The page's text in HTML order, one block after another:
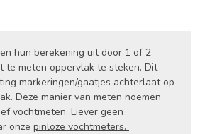
hun berekening uit door 1 of 2
te meten oppervlak te steken. Dit
markeringen/gaatjes achterlaat op
Deze manier van meten noemen
vochtmeten. Liever geen
onze pinloze vochtmeters.